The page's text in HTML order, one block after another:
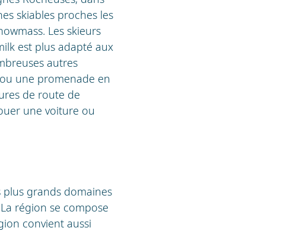
skiables proches les
Les skieurs
est plus adapté aux
autres
une promenade en
de route de
une voiture ou
plus grands domaines
région se compose
convient aussi